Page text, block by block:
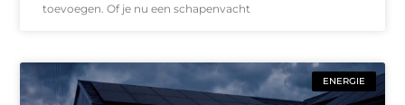
toevoegen. Of je nu een schapenvacht
ENERGIE